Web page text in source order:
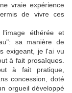
vraie expérience
de vivre ces
éthérée et
sa manière de
exigeant, je l'ai vu
à fait prosaïques.
à fait pratique,
concession, doté
orgueil développé